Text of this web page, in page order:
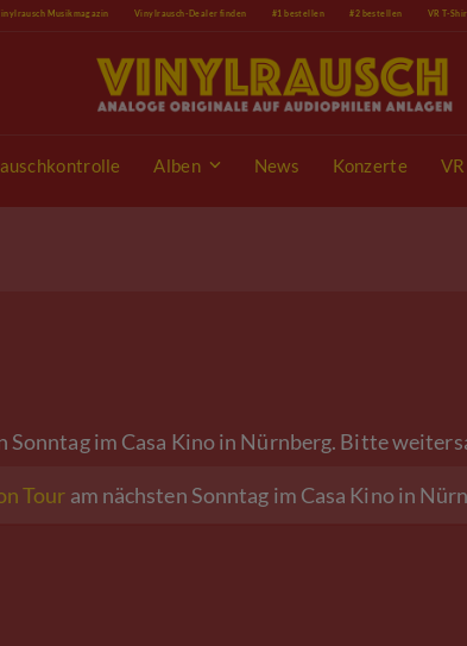
Musikmagazin Vinylrausch-Dealer finden #1 bestellen #2 bestellen VR T-
Alben News Konzerte
Sonntag im Casa Kino in Nürnberg. Bitte
Tour am nächsten Sonntag im Casa Kino in